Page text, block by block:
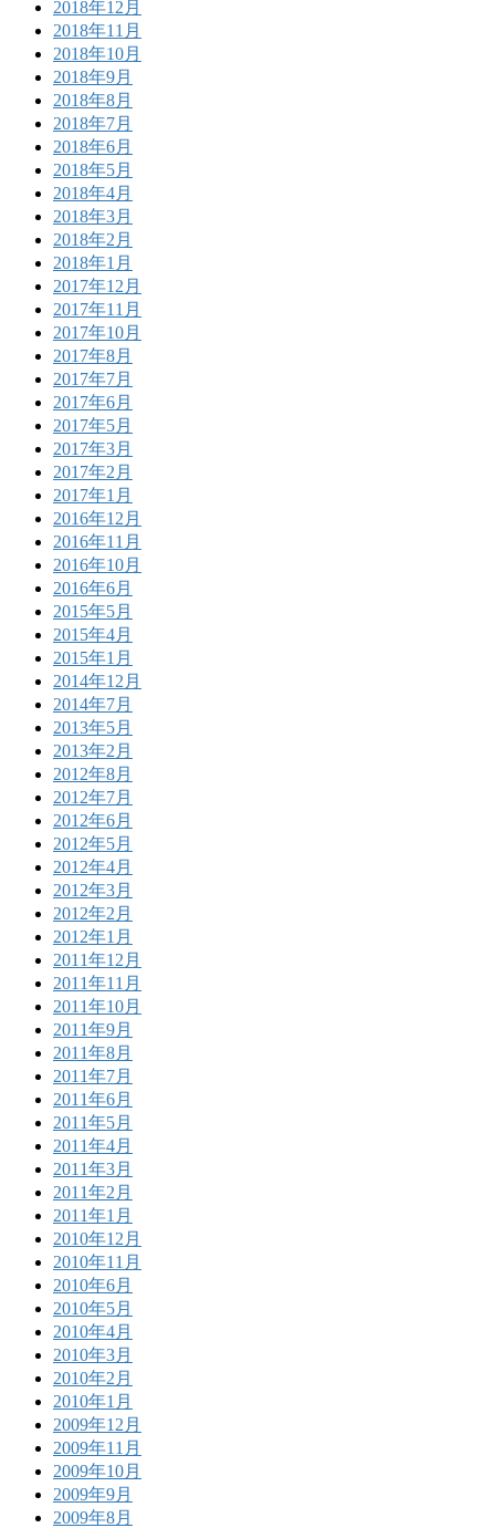
2018年12月
2018年11月
2018年10月
2018年9月
2018年8月
2018年7月
2018年6月
2018年5月
2018年4月
2018年3月
2018年2月
2018年1月
2017年12月
2017年11月
2017年10月
2017年8月
2017年7月
2017年6月
2017年5月
2017年3月
2017年2月
2017年1月
2016年12月
2016年11月
2016年10月
2016年6月
2015年5月
2015年4月
2015年1月
2014年12月
2014年7月
2013年5月
2013年2月
2012年8月
2012年7月
2012年6月
2012年5月
2012年4月
2012年3月
2012年2月
2012年1月
2011年12月
2011年11月
2011年10月
2011年9月
2011年8月
2011年7月
2011年6月
2011年5月
2011年4月
2011年3月
2011年2月
2011年1月
2010年12月
2010年11月
2010年6月
2010年5月
2010年4月
2010年3月
2010年2月
2010年1月
2009年12月
2009年11月
2009年10月
2009年9月
2009年8月